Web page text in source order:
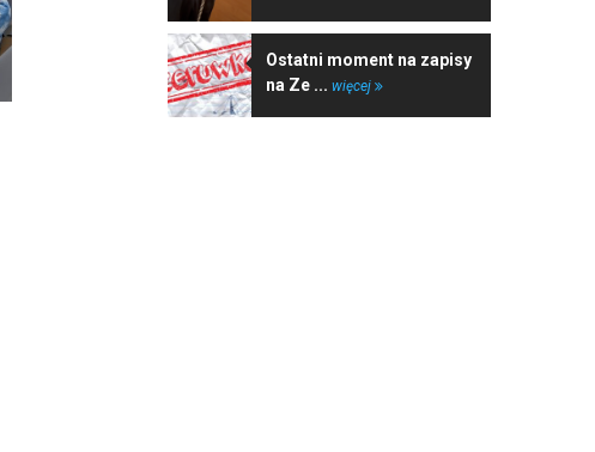
Ostatni moment na zapisy
na Ze ... więcej